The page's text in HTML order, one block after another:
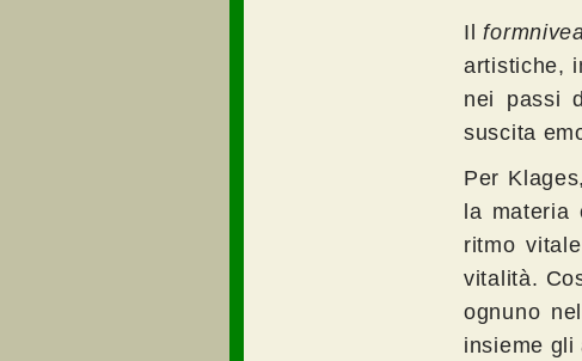
Il
artistiche,
nei passi
suscita
Per
la materia
ritmo
vitalità.
ognuno
insieme gli